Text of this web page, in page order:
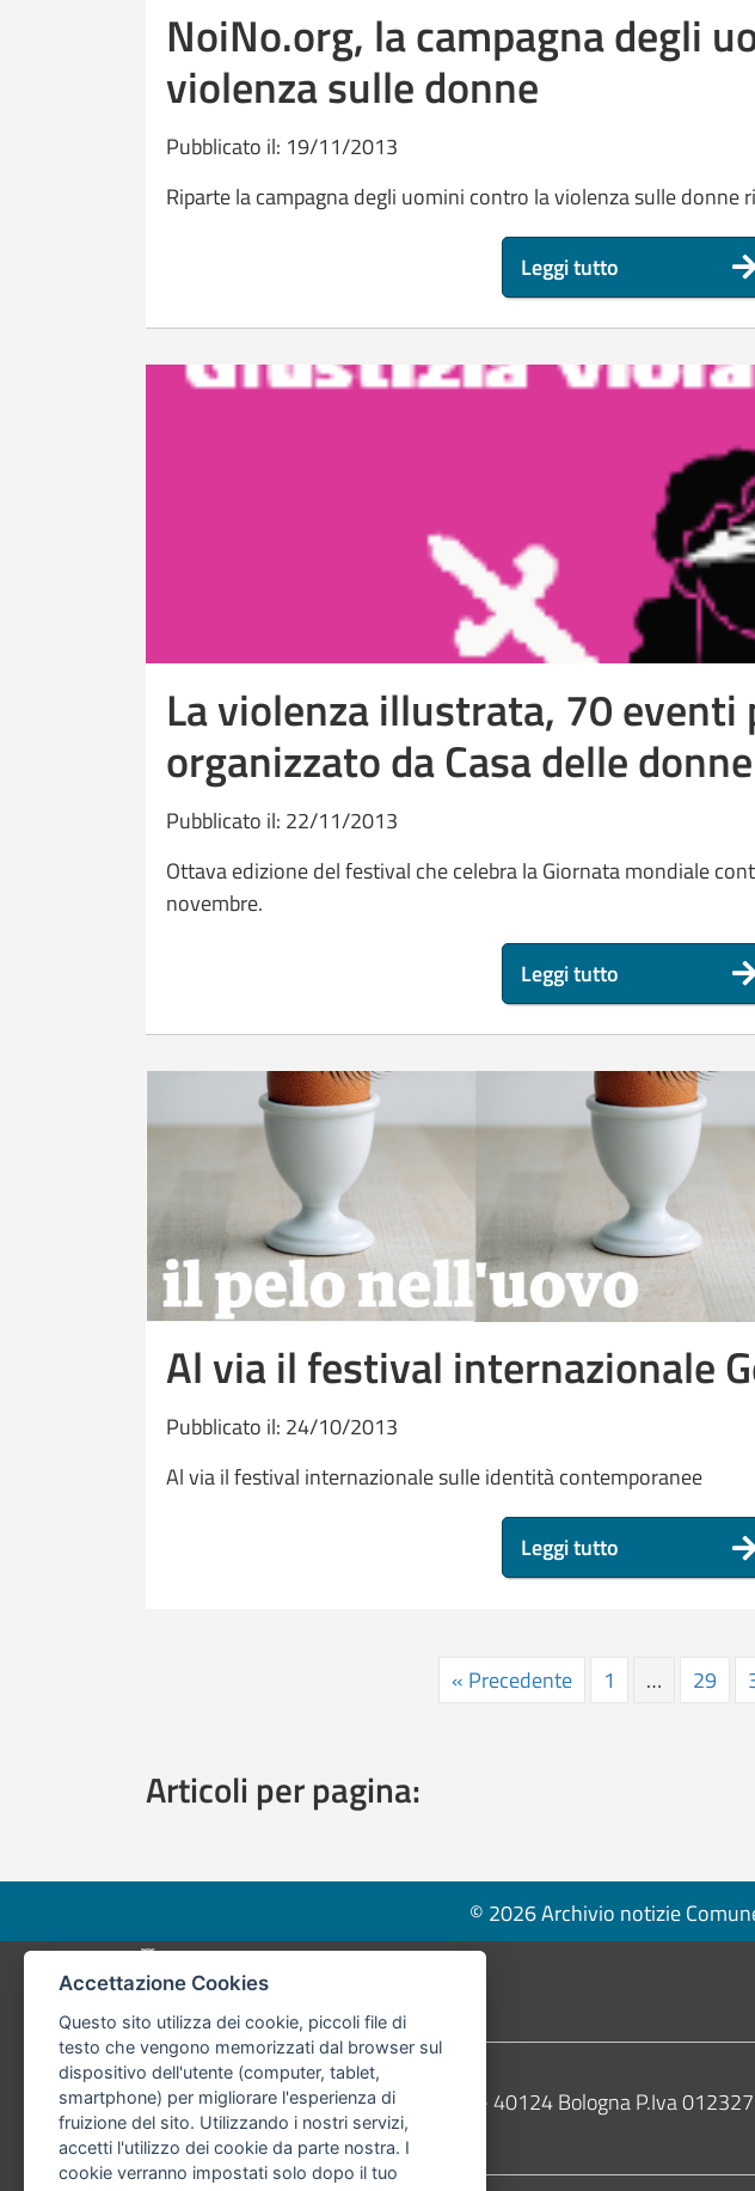
NoiNo.org, la campagna degli
violenza sulle donne
Pubblicato il: 19/11/2013
Riparte la campagna degli uomini contro la violenza sulle donne
Leggi tutto
La violenza illustrata, 70
organizzato da Casa delle donne
Pubblicato il: 22/11/2013
Ottava edizione del festival che celebra la Giornata mondiale
novembre.
Leggi tutto
Al via il festival internazionale
Pubblicato il: 24/10/2013
Al via il festival internazionale sulle identità contemporanee
Leggi tutto
« Precedente 1 … 29
Articoli per pagina:
© 2026 Archivio notizie
Pié di pagina di Comune di Bologna
Contatti
Comune di Bologna, Piazza Maggiore, 6 - 40124 Bologna P.Iva
Telefono:051203040
Accettazione Cookies
Questo sito utilizza dei cookie, piccoli file di
testo che vengono memorizzati dal browser sul
dispositivo dell'utente (computer, tablet,
smartphone) per migliorare l'esperienza di
fruizione del sito. Utilizzando i nostri servizi,
accetti l'utilizzo dei cookie da parte nostra. I
cookie verranno impostati solo dopo il tuo